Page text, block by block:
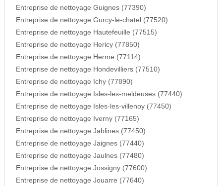
Entreprise de nettoyage Guignes (77390)
Entreprise de nettoyage Gurcy-le-chatel (77520)
Entreprise de nettoyage Hautefeuille (77515)
Entreprise de nettoyage Hericy (77850)
Entreprise de nettoyage Herme (77114)
Entreprise de nettoyage Hondevilliers (77510)
Entreprise de nettoyage Ichy (77890)
Entreprise de nettoyage Isles-les-meldeuses (77440)
Entreprise de nettoyage Isles-les-villenoy (77450)
Entreprise de nettoyage Iverny (77165)
Entreprise de nettoyage Jablines (77450)
Entreprise de nettoyage Jaignes (77440)
Entreprise de nettoyage Jaulnes (77480)
Entreprise de nettoyage Jossigny (77600)
Entreprise de nettoyage Jouarre (77640)